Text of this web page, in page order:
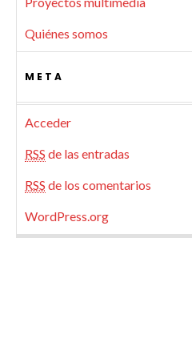
Quiénes somos
META
Acceder
RSS de las entradas
RSS de los comentarios
WordPress.org